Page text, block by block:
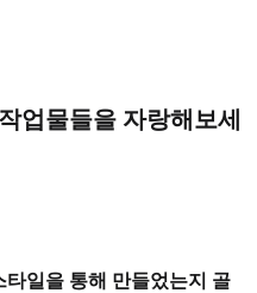
업물들을 자랑해보세
일을 통해 만들었는지 골